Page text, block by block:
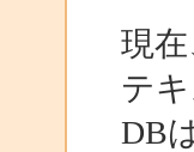
現
テ
DB